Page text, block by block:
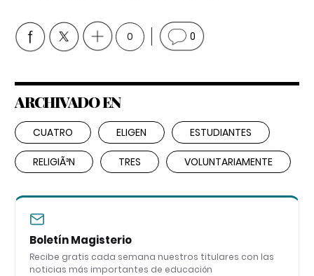
0 0
ARCHIVADO EN
CUATRO ELIGEN ESTUDIANTES
RELIGIÃ³N TRES VOLUNTARIAMENTE
Boletín Magisterio
Recibe gratis cada semana nuestros titulares con las
noticias más importantes de educación